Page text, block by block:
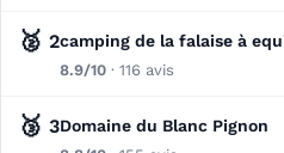
🥈 2camping de la falaise à
8.9/10 · 116 avis
🥉 3Domaine du Blanc Pignon